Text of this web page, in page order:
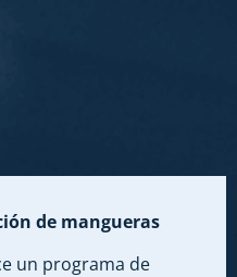
de mangueras
un programa de